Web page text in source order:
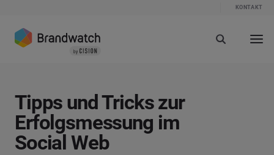
KONTAKT
Tipps und Tricks zur
Erfolgsmessung im
Social Web